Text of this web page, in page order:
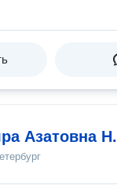
Азатовна Н.